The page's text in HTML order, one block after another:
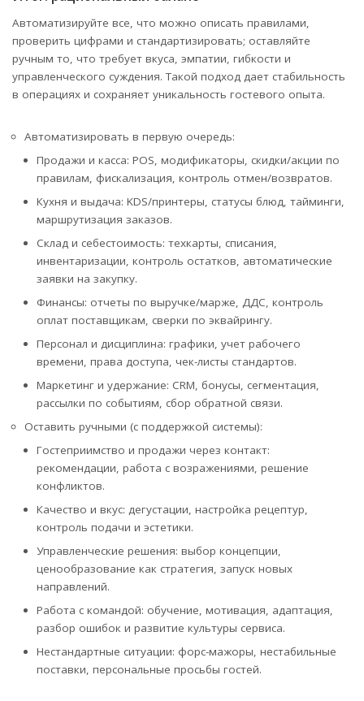
Автоматизируйте все, что можно описать правилами,
проверить цифрами и стандартизировать; оставляйте
ручным то, что требует вкуса, эмпатии, гибкости и
управленческого суждения. Такой подход дает стабильность
в операциях и сохраняет уникальность гостевого опыта.
Автоматизировать в первую очередь:
Продажи и касса: POS, модификаторы, скидки/акции по
правилам, фискализация, контроль отмен/возвратов.
Кухня и выдача: KDS/принтеры, статусы блюд, тайминги,
маршрутизация заказов.
Склад и себестоимость: техкарты, списания,
инвентаризации, контроль остатков, автоматические
заявки на закупку.
Финансы: отчеты по выручке/марже, ДДС, контроль
оплат поставщикам, сверки по эквайрингу.
Персонал и дисциплина: графики, учет рабочего
времени, права доступа, чек-листы стандартов.
Маркетинг и удержание: CRM, бонусы, сегментация,
рассылки по событиям, сбор обратной связи.
Оставить ручными (с поддержкой системы):
Гостеприимство и продажи через контакт:
рекомендации, работа с возражениями, решение
конфликтов.
Качество и вкус: дегустации, настройка рецептур,
контроль подачи и эстетики.
Управленческие решения: выбор концепции,
ценообразование как стратегия, запуск новых
направлений.
Работа с командой: обучение, мотивация, адаптация,
разбор ошибок и развитие культуры сервиса.
Нестандартные ситуации: форс-мажоры, нестабильные
поставки, персональные просьбы гостей.